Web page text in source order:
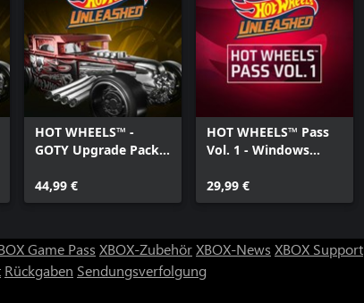
HOT WHEELS™ -
GOTY Upgrade Pack -
44,99 €
HOT WHEELS™ Pass
Vol. 1 - Windows
29,99 €
Game Pass XBOX-ZubehörXBOX-News XBOX Support
Rückgaben Sendungsverfolgung